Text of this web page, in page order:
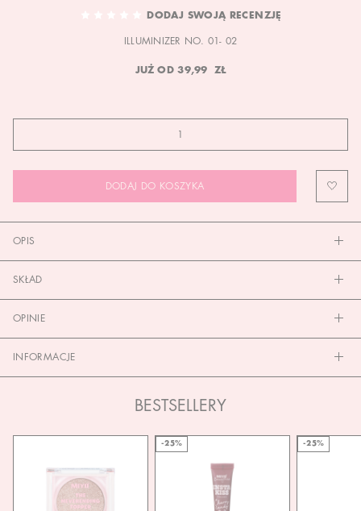
DODAJ SWOJĄ RECENZJĘ
ILLUMINIZER NO. 01- 02
JUŻ OD 39,99 ZŁ
DODAJ DO KOSZYKA
OPIS
SKŁAD
OPINIE
INFORMACJE
BESTSELLERY
-25% -25%